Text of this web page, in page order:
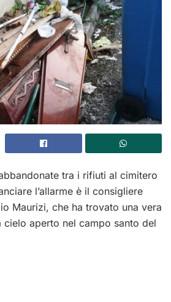
tra i rifiuti al cimitero
l’allarme è il consigliere
Maurizi, che ha trovato una vera
aperto nel campo santo del